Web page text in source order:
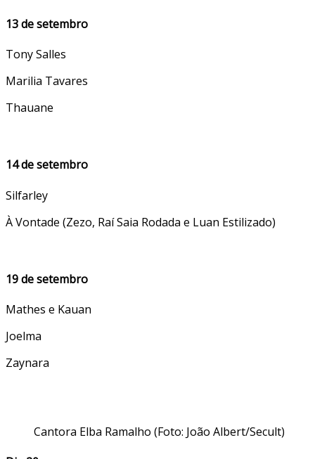
13 de setembro
Tony Salles
Marilia Tavares
Thauane
14 de setembro
Silfarley
À Vontade (Zezo, Raí Saia Rodada e Luan Estilizado)
19 de setembro
Mathes e Kauan
Joelma
Zaynara
Cantora Elba Ramalho (Foto: João Albert/Secult)